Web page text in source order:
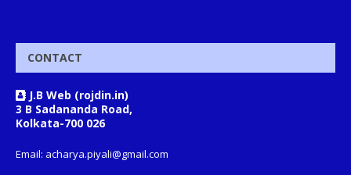
CONTACT
J.B Web (rojdin.in)
3 B Sadananda Road,
Kolkata-700 026
Email: acharya.piyali@gmail.com